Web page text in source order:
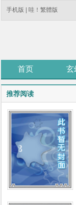
手机版 哇！繁體版
首页 玄
推荐阅读